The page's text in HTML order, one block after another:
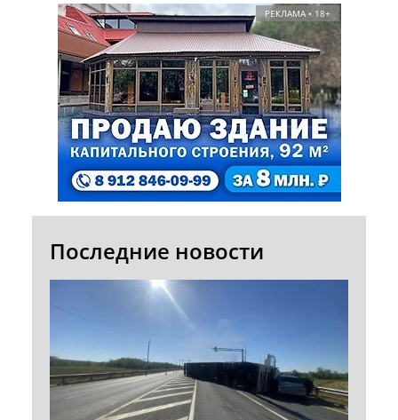
РЕКЛАМА • 18+
Последние новости